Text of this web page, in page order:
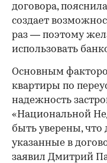
договора,
создает
раз — поэтому
использовать
Основным
квартиры по
надежность
«Национальной
быть уверены, что
указанные в
заявил Дмитрий